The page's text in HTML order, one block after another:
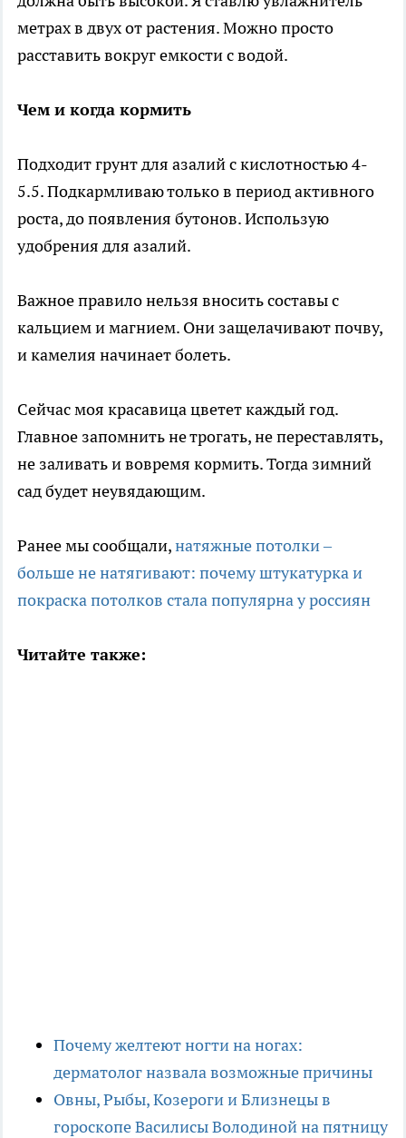
метрах в двух от растения. Можно просто
расставить вокруг емкости с водой.
Чем и когда кормить
Подходит грунт для азалий с кислотностью 4-
5.5. Подкармливаю только в период активного
роста, до появления бутонов. Использую
удобрения для азалий.
Важное правило нельзя вносить составы с
кальцием и магнием. Они защелачивают почву,
и камелия начинает болеть.
Сейчас моя красавица цветет каждый год.
Главное запомнить не трогать, не переставлять,
не заливать и вовремя кормить. Тогда зимний
сад будет неувядающим.
Ранее мы сообщали,натяжные потолки –
больше не натягивают: почему штукатурка и
покраска потолков стала популярна у россиян
Читайте также:
Почему желтеют ногти на ногах:
дерматолог назвала возможные причины
Овны, Рыбы, Козероги и Близнецы в
гороскопе Василисы Володиной на пятницу